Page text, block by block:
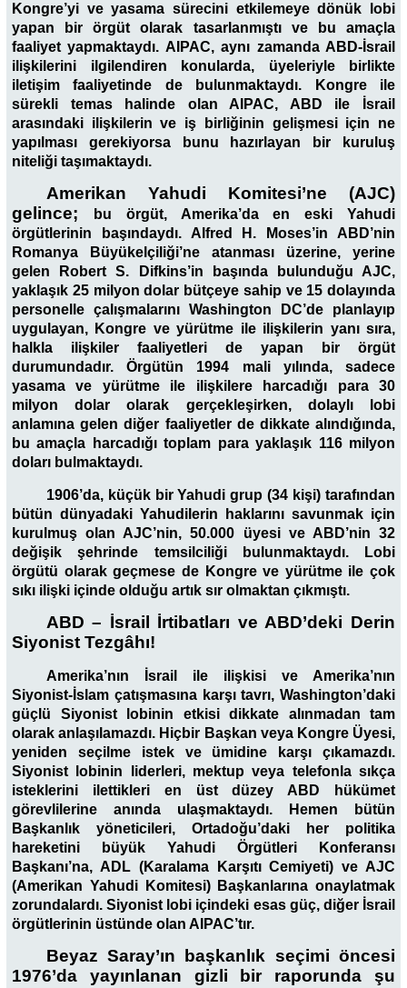
Kongre’yi ve yasama sürecini etkilemeye dönük lobi
yapan bir örgüt olarak tasarlanmıştı ve bu amaçla
faaliyet yapmaktaydı. AIPAC, aynı zamanda ABD-İsrail
ilişkilerini ilgilendiren konularda, üyeleriyle birlikte
iletişim faaliyetinde de bulunmaktaydı. Kongre ile
sürekli temas halinde olan AIPAC, ABD ile İsrail
arasındaki ilişkilerin ve iş birliğinin gelişmesi için ne
yapılması gerekiyorsa bunu hazırlayan bir kuruluş
niteliği taşımaktaydı.
Amerikan Yahudi Komitesi’ne (AJC)
gelince;
bu örgüt, Amerika’da en eski Yahudi
örgütlerinin başındaydı. Alfred H. Moses’in ABD’nin
Romanya Büyükelçiliği’ne atanması üzerine, yerine
gelen Robert S. Difkins’in başında bulunduğu AJC,
yaklaşık 25 milyon dolar bütçeye sahip ve 15 dolayında
personelle çalışmalarını Washington DC’de planlayıp
uygulayan, Kongre ve yürütme ile ilişkilerin yanı sıra,
halkla ilişkiler faaliyetleri de yapan bir örgüt
durumundadır. Örgütün 1994 mali yılında, sadece
yasama ve yürütme ile ilişkilere harcadığı para 30
milyon dolar olarak gerçekleşirken, dolaylı lobi
anlamına gelen diğer faaliyetler de dikkate alındığında,
bu amaçla harcadığı toplam para yaklaşık 116 milyon
doları bulmaktaydı.
1906’da, küçük bir Yahudi grup (34 kişi) tarafından
bütün dünyadaki Yahudilerin haklarını savunmak için
kurulmuş olan AJC’nin, 50.000 üyesi ve ABD’nin 32
değişik şehrinde temsilciliği bulunmaktaydı. Lobi
örgütü olarak geçmese de Kongre ve yürütme ile çok
sıkı ilişki içinde olduğu artık sır olmaktan çıkmıştı.
ABD – İsrail İrtibatları ve ABD’deki Derin
Siyonist Tezgâhı!
Amerika’nın İsrail ile ilişkisi ve Amerika’nın
Siyonist-İslam çatışmasına karşı tavrı, Washington’daki
güçlü Siyonist lobinin etkisi dikkate alınmadan tam
olarak anlaşılamazdı. Hiçbir Başkan veya Kongre Üyesi,
yeniden seçilme istek ve ümidine karşı çıkamazdı.
Siyonist lobinin liderleri, mektup veya telefonla sıkça
isteklerini ilettikleri en üst düzey ABD hükümet
görevlilerine anında ulaşmaktaydı. Hemen bütün
Başkanlık yöneticileri, Ortadoğu’daki her politika
hareketini büyük Yahudi Örgütleri Konferansı
Başkanı’na, ADL (Karalama Karşıtı Cemiyeti) ve AJC
(Amerikan Yahudi Komitesi) Başkanlarına onaylatmak
zorundalardı. Siyonist lobi içindeki esas güç, diğer İsrail
örgütlerinin üstünde olan AIPAC’tır.
Beyaz Saray’ın başkanlık seçimi öncesi
1976’da yayınlanan gizli bir raporunda şu